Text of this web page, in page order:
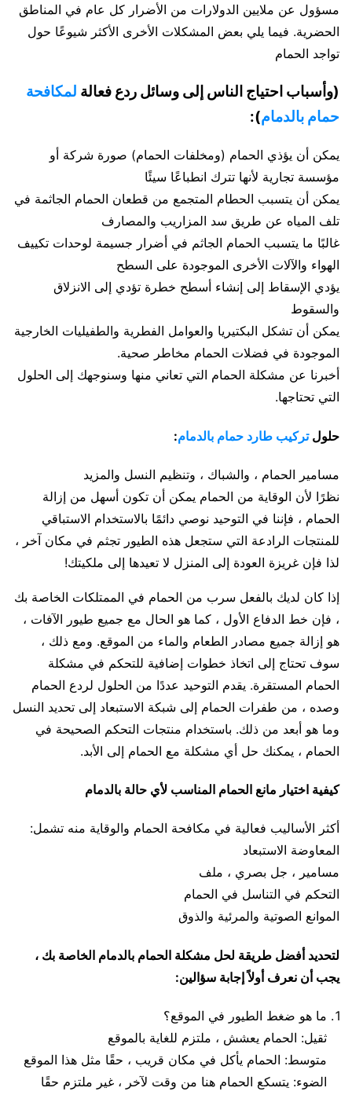
مسؤول عن ملايين الدولارات من الأضرار كل عام في المناطق
الحضرية. فيما يلي بعض المشكلات الأخرى الأكثر شيوعًا حول
تواجد الحمام
(وأسباب احتياج الناس إلى وسائل ردع فعالة لمكافحة
حمام بالدمام):
يمكن أن يؤذي الحمام (ومخلفات الحمام) صورة شركة أو
مؤسسة تجارية لأنها تترك انطباعًا سيئًا
يمكن أن يتسبب الحطام المتجمع من قطعان الحمام الجاثمة في
تلف المياه عن طريق سد المزاريب والمصارف
غالبًا ما يتسبب الحمام الجاثم في أضرار جسيمة لوحدات تكييف
الهواء والآلات الأخرى الموجودة على السطح
يؤدي الإسقاط إلى إنشاء أسطح خطرة تؤدي إلى الانزلاق
والسقوط
يمكن أن تشكل البكتيريا والعوامل الفطرية والطفيليات الخارجية
الموجودة في فضلات الحمام مخاطر صحية.
أخبرنا عن مشكلة الحمام التي تعاني منها وسنوجهك إلى الحلول
التي تحتاجها.
حلولتركيب طارد حمام بالدمام:
مسامير الحمام ، والشباك ، وتنظيم النسل والمزيد
نظرًا لأن الوقاية من الحمام يمكن أن تكون أسهل من إزالة
الحمام ، فإننا في التوحيد نوصي دائمًا بالاستخدام الاستباقي
للمنتجات الرادعة التي ستجعل هذه الطيور تجثم في مكان آخر ،
لذا فإن غريزة العودة إلى المنزل لا تعيدها إلى ملكيتك!
إذا كان لديك بالفعل سرب من الحمام في الممتلكات الخاصة بك
، فإن خط الدفاع الأول ، كما هو الحال مع جميع طيور الآفات ،
هو إزالة جميع مصادر الطعام والماء من الموقع. ومع ذلك ،
سوف تحتاج إلى اتخاذ خطوات إضافية للتحكم في مشكلة
الحمام المستقرة. يقدم التوحيد عددًا من الحلول لردع الحمام
وصده ، من طفرات الحمام إلى شبكة الاستبعاد إلى تحديد النسل
وما هو أبعد من ذلك. باستخدام منتجات التحكم الصحيحة في
الحمام ، يمكنك حل أي مشكلة مع الحمام إلى الأبد.
كيفية اختيار مانع الحمام المناسب لأي حالة بالدمام
أكثر الأساليب فعالية في مكافحة الحمام والوقاية منه تشمل:
المعاوضة الاستبعاد
مسامير ، جل بصري ، ملف
التحكم في التناسل في الحمام
الموانع الصوتية والمرئية والذوق
لتحديد أفضل طريقة لحل مشكلة الحمام بالدمام الخاصة بك ،
يجب أن نعرف أولاً إجابة سؤالين:
ما هو ضغط الطيور في الموقع؟
ثقيل: الحمام يعشش ، ملتزم للغاية بالموقع
متوسط: الحمام يأكل في مكان قريب ، حقًا مثل هذا الموقع
الضوء: يتسكع الحمام هنا من وقت لآخر ، غير ملتزم حقًا